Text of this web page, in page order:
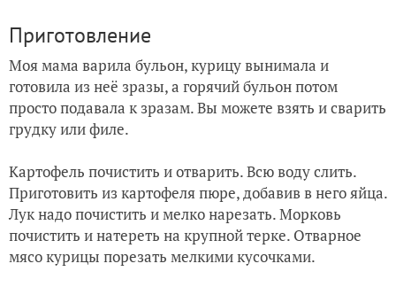
Приготовление
Моя мама варила бульон, курицу вынимала и
готовила из неё зразы, а горячий бульон потом
просто подавала к зразам. Вы можете взять и сварить
грудку или филе.
Картофель почистить и отварить. Всю воду слить.
Приготовить из картофеля пюре, добавив в него яйца.
Лук надо почистить и мелко нарезать. Морковь
почистить и натереть на крупной терке. Отварное
мясо курицы порезать мелкими кусочками.